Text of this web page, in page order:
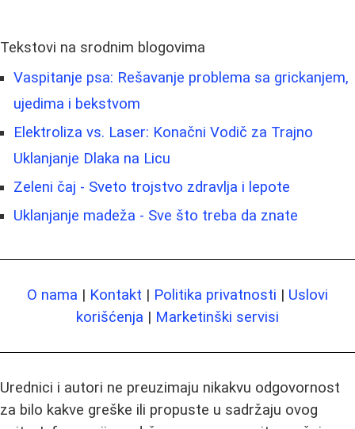
Tekstovi na srodnim blogovima
Vaspitanje psa: Rešavanje problema sa grickanjem,
ujedima i bekstvom
Elektroliza vs. Laser: Konačni Vodič za Trajno
Uklanjanje Dlaka na Licu
Zeleni čaj - Sveto trojstvo zdravlja i lepote
Uklanjanje madeža - Sve što treba da znate
O nama | Kontakt | Politika privatnosti | Uslovi
korišćenja | Marketinški servisi
Urednici i autori ne preuzimaju nikakvu odgovornost
za bilo kakve greške ili propuste u sadržaju ovog